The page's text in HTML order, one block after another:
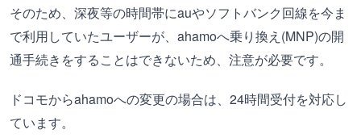
そのため、深夜等の時間帯にauやソフトバンク回線を今ま
で利用していたユーザーが、ahamoへ乗り換え(MNP)の開
通手続きをすることはできないため、注意が必要です。
ドコモからahamoへの変更の場合は、24時間受付を対応し
ています。